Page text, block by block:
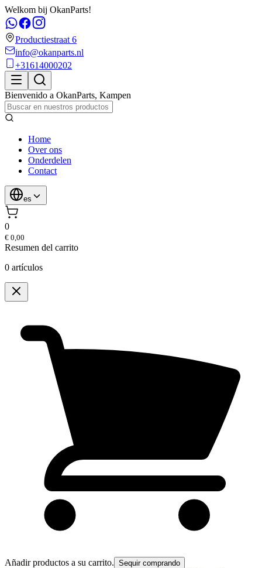
Welkom bij OkanParts!
Productiestraat 6
info@okanparts.nl
+31614000202
Bienvenido a OkanParts, Kampen
Home
Over ons
Onderdelen
Contact
es
0
€ 0,00
Resumen del carrito
0 artículos
Añadir productos a su carrito. Sequir comprando